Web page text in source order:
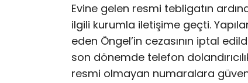
Evine gelen resmi tebligatın
ilgili kurumla iletişime geçti.
eden Öngel’in cezasının iptal
son dönemde telefon
resmi olmayan numaralara